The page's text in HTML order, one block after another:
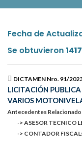
Fecha de
Se obtuvieron
DICTAMEN Nro. 91/
LICITACIÓN
VARIOS
Antecedentes
-> ASESOR TECNICO
-> CONTADOR FISCAL: